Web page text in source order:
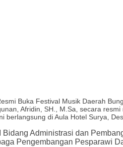
Afridin, SH., M.Sa, secara
berlangsung di Aula Hotel Surya,
Bidang Administrasi dan
Pengembangan Pesparawi